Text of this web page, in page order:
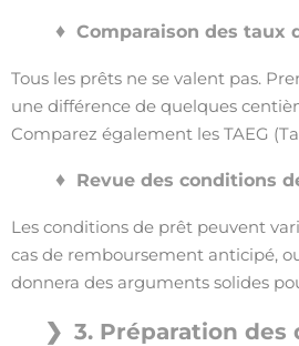
Comparaison des taux
Tous les prêts ne se valent pas.
une différence de quelques
Comparez également les TAEG
Revue des conditions
Les conditions de prêt peuvent
cas de remboursement anticipé,
donnera des arguments solides
3. Préparation des